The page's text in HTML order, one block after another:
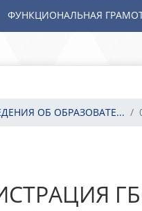
ФУНКЦИОНАЛЬНАЯ
ОБ ОБРАЗОВАТЕ...